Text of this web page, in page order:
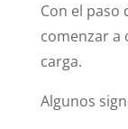
Con el paso
comenzar a
carga.
Algunos